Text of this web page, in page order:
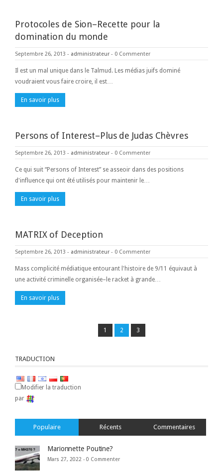
Protocoles de Sion–Recette pour la
domination du monde
Septembre 26, 2013 - administrateur - 0 Commenter
Il est un mal unique dans le Talmud. Les médias juifs dominé
voudraient vous faire croire, il est…
En savoir plus
Persons of Interest–Plus de Judas Chèvres
Septembre 26, 2013 - administrateur - 0 Commenter
Ce qui suit “Persons of Interest” se asseoir dans des positions
d'influence qui ont été utilisés pour maintenir le…
En savoir plus
MATRIX of Deception
Septembre 26, 2013 - administrateur - 0 Commenter
Mass complicité médiatique entourant l'histoire de 9/11 équivaut à
une activité criminelle organisée–le racket à grande…
En savoir plus
1 2 3
TRADUCTION
Modifier la traduction
par
Populaire Récents Commentaires
Marionnette Poutine?
Mars 27, 2022 - 0 Commenter